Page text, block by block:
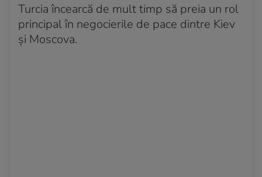
Turcia încearcă de mult timp să preia un rol
principal în negocierile de pace dintre Kiev
și Moscova.